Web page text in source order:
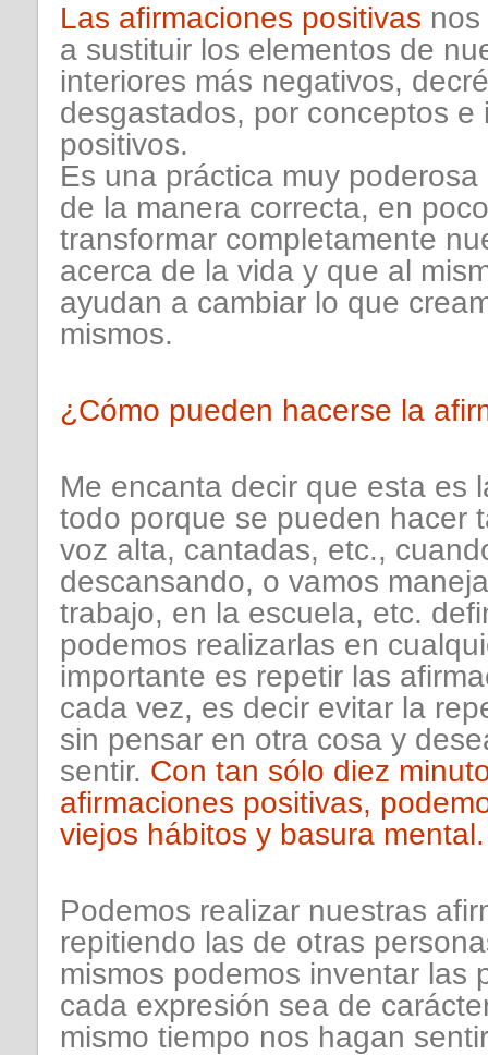
Las afirmaciones positivas
a sustituir los elementos de
interiores más negativos,
desgastados, por conceptos e
positivos.
Es una práctica muy
de la manera correcta, en
transformar completamente
acerca de la vida y que al
ayudan a cambiar lo que
mismos.
¿Cómo pueden hacerse la
Me encanta decir que esta es
todo porque se pueden hacer
voz alta, cantadas, etc.,
descansando, o vamos
trabajo, en la escuela, etc.
podemos realizarlas en
importante es repetir las
cada vez, es decir evitar la
sin pensar en otra cosa y
sentir. Con tan sólo diez
afirmaciones positivas,
viejos hábitos y basura mental.
Podemos realizar nuestras
repitiendo las de otras
mismos podemos inventar las
cada expresión sea de
mismo tiempo nos hagan